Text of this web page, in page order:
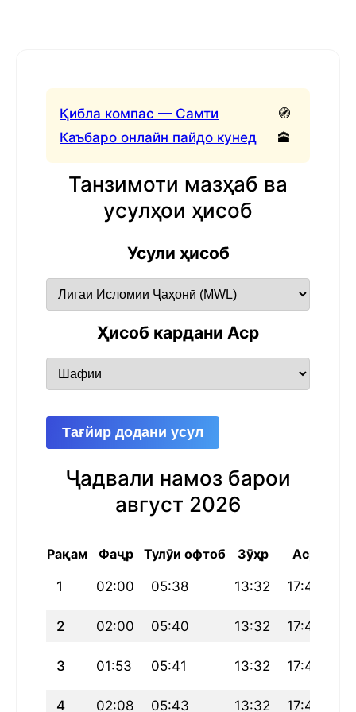
Қибла компас — Самти
Каъбаро онлайн пайдо кунед
🧭
🕋
Танзимоти мазҳаб ва
усулҳои ҳисоб
Усули ҳисоб
Ҳисоб кардани Аср
Тағйир додани усул
Ҷадвали намоз барои
август 2026
Рақам Фаҷр Тулӯи офтоб Зӯҳр Аср
1 02:00 05:38 13:32 17:46
2 02:00 05:40 13:32 17:45
3 01:53 05:41 13:32 17:44
4 02:08 05:43 13:32 17:43